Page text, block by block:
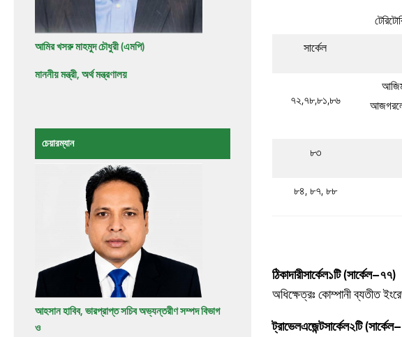
সার্কেল
৭২,৭৮,৮১,৮৬
৮৩
৮৪, ৮৭, ৮৮
ঠিকাদারীসার্কেল১টি(সার্কেল–৭৭)
অধিক্ষেত্রঃ কোম্পানী ব্যতীত
ট্রাভেলএজেন্টসার্কেল২টি(সার্কেল–
আমির খসরু মাহমুদ চৌধুরী (এমপি)
মাননীয় মন্ত্রী, অর্থ মন্ত্রণালয়
চেয়ারম্যান
আহসান হাবিব, ভারপ্রাপ্ত সচিব অভ্যন্তরীণ সম্পদ বিভাগ
ও